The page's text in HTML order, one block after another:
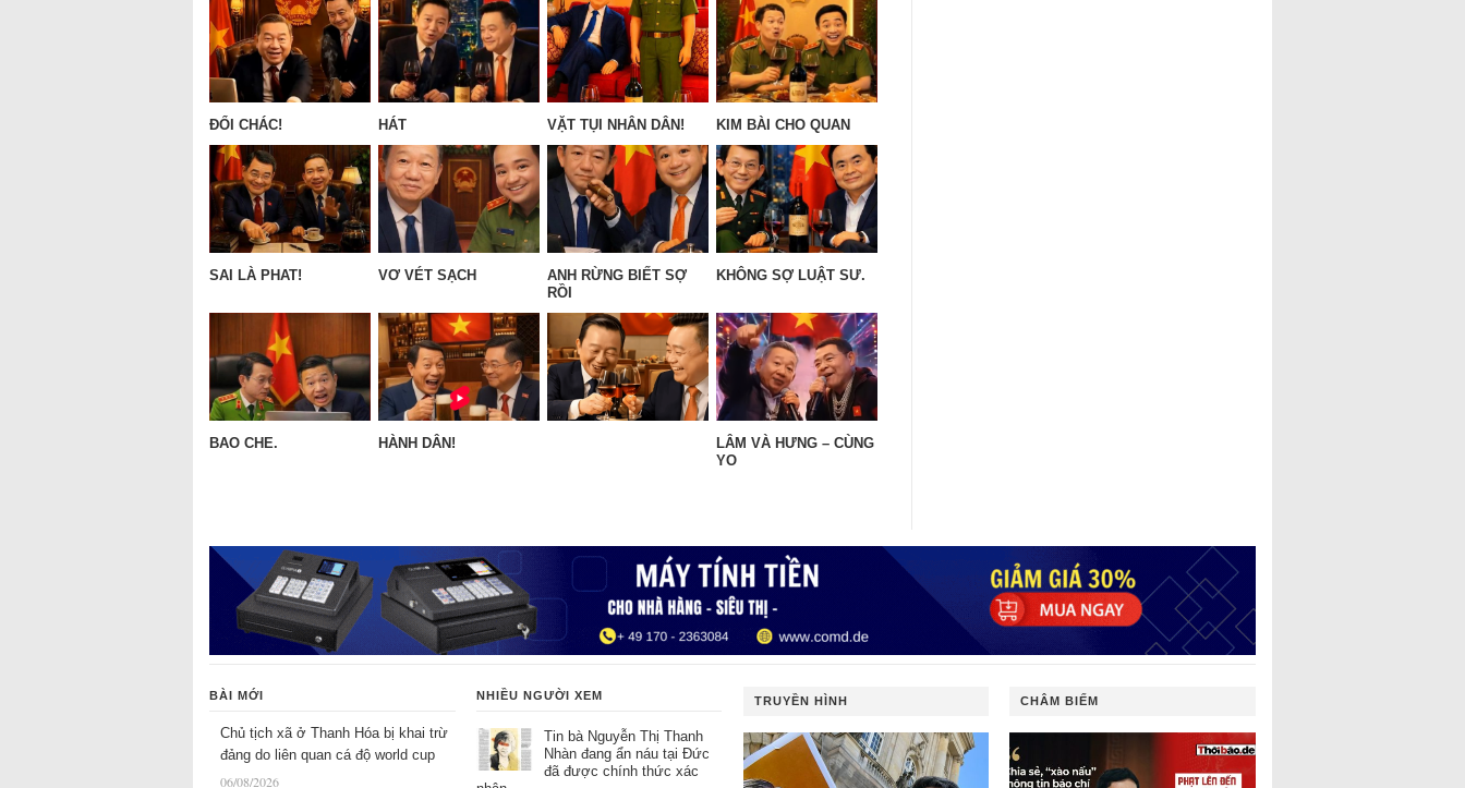
ĐỔI CHÁC! HÁT VẶT TỤI NHÂN DÂN! KIM BÀI CHO QUAN
SAI LÀ PHAT! VƠ VÉT SẠCH
ANH RỪNG BIẾT SỢ
RỒI
KHÔNG SỢ LUẬT SƯ.
BAO CHE. HÀNH DÂN!
LÂM VÀ HƯNG – CÙNG
YO
BÀI MỚI
Chủ tịch xã ở Thanh Hóa bị khai trừ
đảng do liên quan cá độ world cup
06/08/2026
NHIỀU NGƯỜI XEM
Tin bà Nguyễn Thị Thanh
Nhàn đang ẩn náu tại Đức
đã được chính thức xác
TRUYỀN HÌNH CHÂM BIẾM